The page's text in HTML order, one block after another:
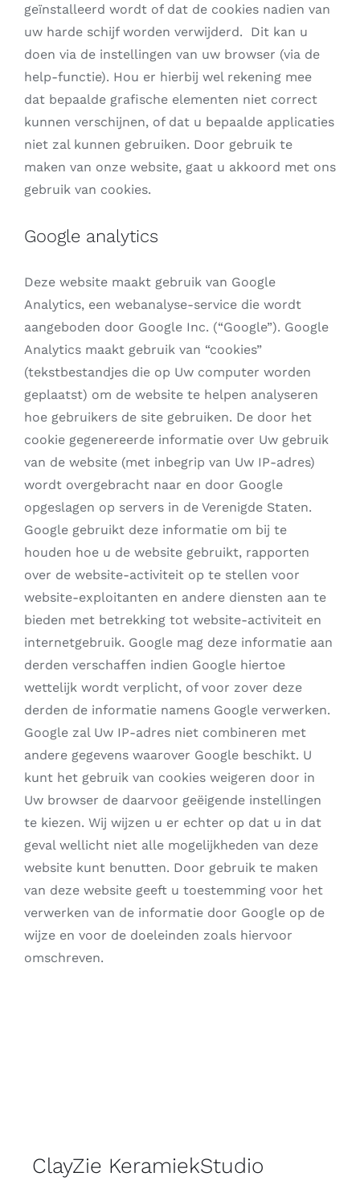
geïnstalleerd wordt of dat de cookies nadien van
uw harde schijf worden verwijderd. Dit kan u
doen via de instellingen van uw browser (via de
help-functie). Hou er hierbij wel rekening mee
dat bepaalde grafische elementen niet correct
kunnen verschijnen, of dat u bepaalde applicaties
niet zal kunnen gebruiken. Door gebruik te
maken van onze website, gaat u akkoord met ons
gebruik van cookies.
Google analytics
Deze website maakt gebruik van Google
Analytics, een webanalyse-service die wordt
aangeboden door Google Inc. (“Google”). Google
Analytics maakt gebruik van “cookies”
(tekstbestandjes die op Uw computer worden
geplaatst) om de website te helpen analyseren
hoe gebruikers de site gebruiken. De door het
cookie gegenereerde informatie over Uw gebruik
van de website (met inbegrip van Uw IP-adres)
wordt overgebracht naar en door Google
opgeslagen op servers in de Verenigde Staten.
Google gebruikt deze informatie om bij te
houden hoe u de website gebruikt, rapporten
over de website-activiteit op te stellen voor
website-exploitanten en andere diensten aan te
bieden met betrekking tot website-activiteit en
internetgebruik. Google mag deze informatie aan
derden verschaffen indien Google hiertoe
wettelijk wordt verplicht, of voor zover deze
derden de informatie namens Google verwerken.
Google zal Uw IP-adres niet combineren met
andere gegevens waarover Google beschikt. U
kunt het gebruik van cookies weigeren door in
Uw browser de daarvoor geëigende instellingen
te kiezen. Wij wijzen u er echter op dat u in dat
geval wellicht niet alle mogelijkheden van deze
website kunt benutten. Door gebruik te maken
van deze website geeft u toestemming voor het
verwerken van de informatie door Google op de
wijze en voor de doeleinden zoals hiervoor
omschreven.
ClayZie KeramiekStudio